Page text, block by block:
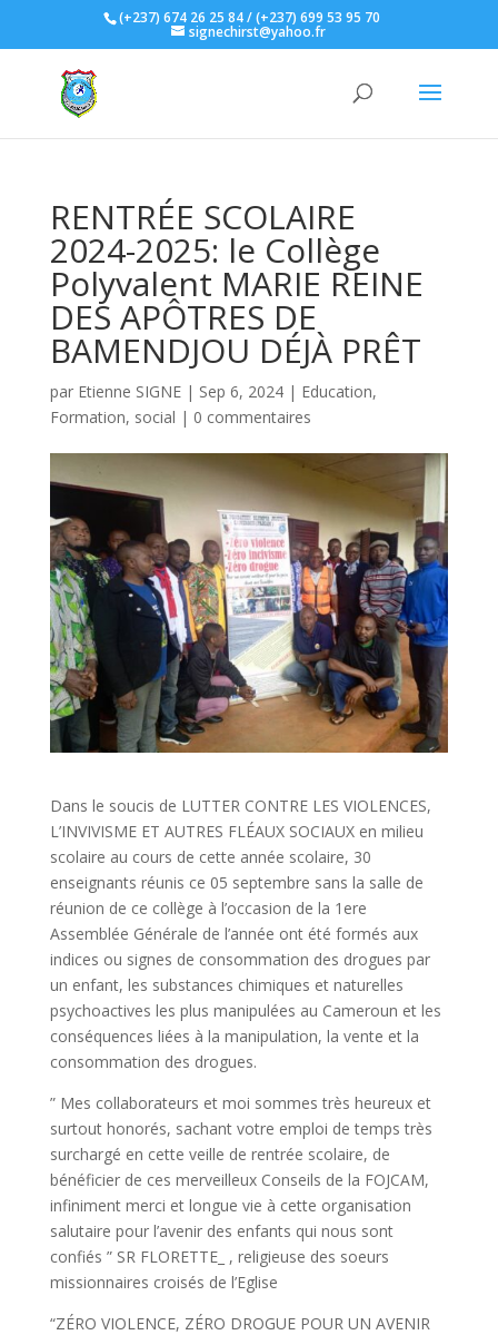
(+237) 674 26 25 84 / (+237) 699 53 95 70
signechirst@yahoo.fr
RENTRÉE SCOLAIRE
2024-2025: le Collège
Polyvalent MARIE REINE
DES APÔTRES DE
BAMENDJOU DÉJÀ PRÊT
par Etienne SIGNE| Sep 6, 2024| Education,
Formation, social | 0 commentaires
Dans le soucis de LUTTER CONTRE LES VIOLENCES,
L’INVIVISME ET AUTRES FLÉAUX SOCIAUX en milieu
scolaire au cours de cette année scolaire, 30
enseignants réunis ce 05 septembre sans la salle de
réunion de ce collège à l’occasion de la 1ere
Assemblée Générale de l’année ont été formés aux
indices ou signes de consommation des drogues par
un enfant, les substances chimiques et naturelles
psychoactives les plus manipulées au Cameroun et les
conséquences liées à la manipulation, la vente et la
consommation des drogues.
” Mes collaborateurs et moi sommes très heureux et
surtout honorés, sachant votre emploi de temps très
surchargé en cette veille de rentrée scolaire, de
bénéficier de ces merveilleux Conseils de la FOJCAM,
infiniment merci et longue vie à cette organisation
salutaire pour l’avenir des enfants qui nous sont
confiés ” SR FLORETTE_ , religieuse des soeurs
missionnaires croisés de l’Eglise
“ZÉRO VIOLENCE, ZÉRO DROGUE POUR UN AVENIR